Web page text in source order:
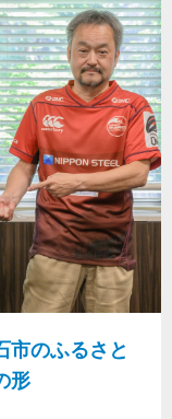
市のふるさと
形